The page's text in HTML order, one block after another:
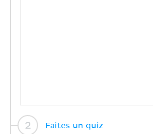
Faites un quiz